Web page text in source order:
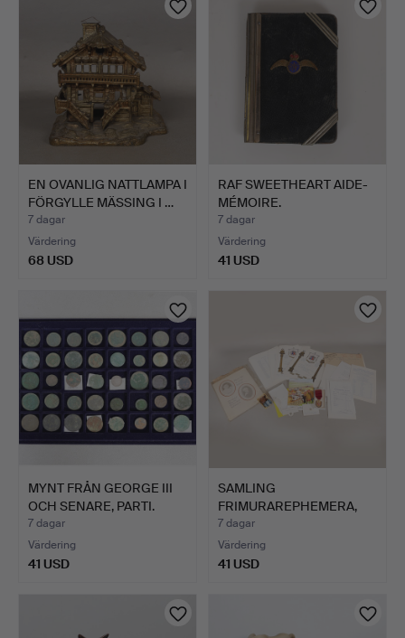
EN OVANLIG NATTLAMPA I
FÖRGYLLE MÄSSING I …
7 dagar
Värdering
68 USD
RAF SWEETHEART AIDE-
MÉMOIRE.
7 dagar
Värdering
41 USD
MYNT FRÅN GEORGE III
OCH SENARE, PARTI.
7 dagar
Värdering
41 USD
SAMLING
FRIMURAREPHEMERA,
TRE LIVRÄDDNINGS…
7 dagar
Värdering
41 USD